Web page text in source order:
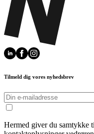
Tilmeld dig vores nyhedsbrev
Hermed giver du samtykke